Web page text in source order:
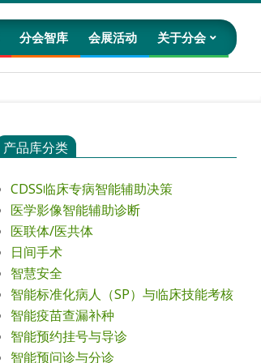
分会智库 会展活动 关于分会
产品库分类
CDSS临床专病智能辅助决策
医学影像智能辅助诊断
医联体/医共体
日间手术
智慧安全
智能标准化病人（SP）与临床技能考核
智能疫苗查漏补种
智能预约挂号与导诊
智能预问诊与分诊